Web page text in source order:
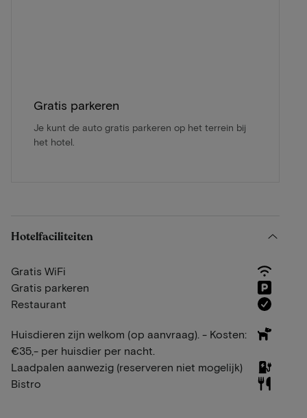
Gratis parkeren
Je kunt de auto gratis parkeren op het terrein bij
het hotel.
Hotelfaciliteiten
Gratis WiFi
Gratis parkeren
Restaurant
Huisdieren zijn welkom (op aanvraag). - Kosten:
€35,- per huisdier per nacht.
Laadpalen aanwezig (reserveren niet mogelijk)
Bistro